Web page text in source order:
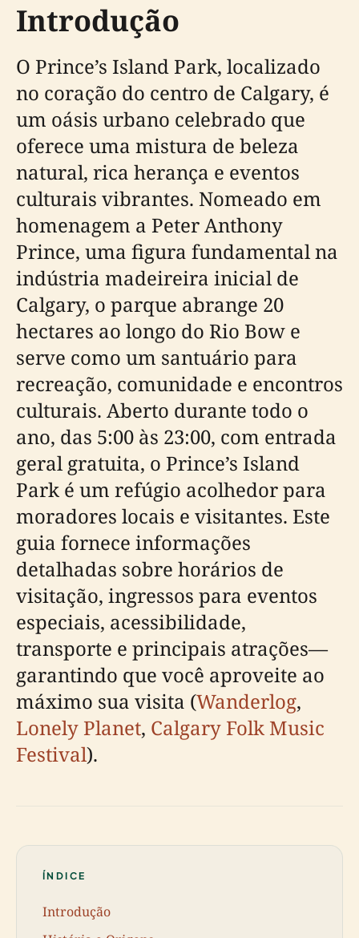
Introdução
O Prince’s Island Park, localizado
no coração do centro de Calgary, é
um oásis urbano celebrado que
oferece uma mistura de beleza
natural, rica herança e eventos
culturais vibrantes. Nomeado em
homenagem a Peter Anthony
Prince, uma figura fundamental na
indústria madeireira inicial de
Calgary, o parque abrange 20
hectares ao longo do Rio Bow e
serve como um santuário para
recreação, comunidade e encontros
culturais. Aberto durante todo o
ano, das 5:00 às 23:00, com entrada
geral gratuita, o Prince’s Island
Park é um refúgio acolhedor para
moradores locais e visitantes. Este
guia fornece informações
detalhadas sobre horários de
visitação, ingressos para eventos
especiais, acessibilidade,
transporte e principais atrações—
garantindo que você aproveite ao
máximo sua visita (Wanderlog,
Lonely Planet, Calgary Folk Music
Festival).
ÍNDICE
Introdução